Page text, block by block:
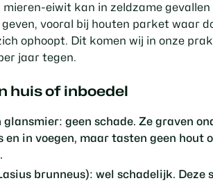
mieren-eiwit kan in zeldzame gevallen
vooral bij houten parket waar
ophoopt. Dit komen wij in onze
jaar tegen.
huis of inboedel
glansmier: geen schade. Ze graven
en in voegen, maar tasten geen hout
brunneus): wel schadelijk. Deze